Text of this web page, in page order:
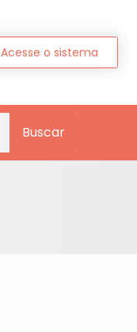
Acesse o sistema
Buscar